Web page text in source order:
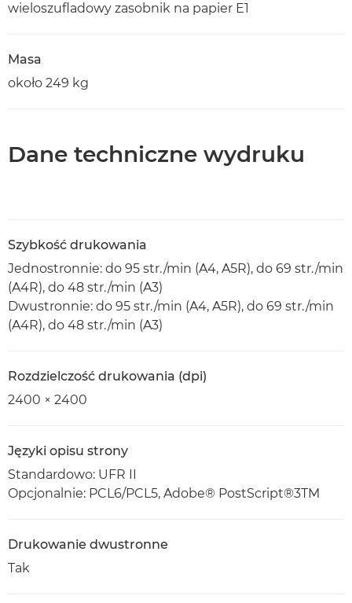
wieloszufladowy zasobnik na papier E1
Masa
około 249 kg
Dane techniczne wydruku
Szybkość drukowania
Jednostronnie: do 95 str./min (A4, A5R), do 69 str./min
(A4R), do 48 str./min (A3)
Dwustronnie: do 95 str./min (A4, A5R), do 69 str./min
(A4R), do 48 str./min (A3)
Rozdzielczość drukowania (dpi)
2400 × 2400
Języki opisu strony
Standardowo: UFR II
Opcjonalnie: PCL6/PCL5, Adobe® PostScript®3TM
Drukowanie dwustronne
Tak